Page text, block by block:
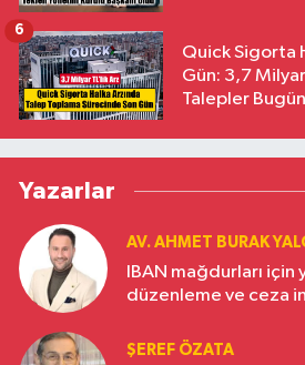
Quick Sigorta
Gün: 3,7
Talepler
6
Yazarlar
AV. AHMET BURAK
IBAN mağdurları için
düzenleme ve ceza
ŞEREF ÖZATA